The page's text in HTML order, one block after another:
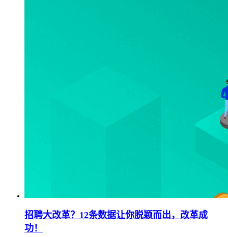
招聘大改革？12条数据让你脱颖而出，改革成
功！